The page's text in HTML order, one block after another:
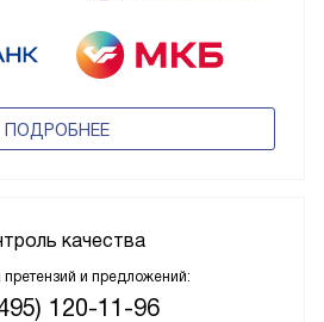
ПОДРОБНЕЕ
качества
и предложений:
120-11-96